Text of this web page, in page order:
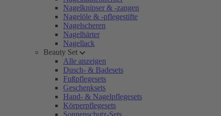
Nagelknipser & -zangen
Nagelöle & -pflegestifte
Nagelscheren
Nagelhärter
Nagellack
Beauty Set
Alle anzeigen
Dusch- & Badesets
Fußpflegesets
Geschenksets
Hand- & Nagelpflegesets
Körperpflegesets
Sonnenschutz-Sets